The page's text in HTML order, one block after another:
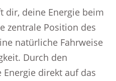
dir, deine Energie beim
zentrale Position des
natürliche Fahrweise
Durch den
direkt auf das